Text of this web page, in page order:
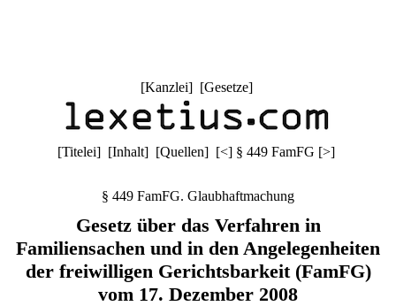
[Kanzlei] [Gesetze]
[Titelei] [Inhalt] [Quellen] [<] § 449 FamFG [>]
§ 449 FamFG. Glaubhaftmachung
Gesetz über das Verfahren in
Familiensachen und in den Angelegenheiten
der freiwilligen Gerichtsbarkeit (FamFG)
vom 17. Dezember 2008